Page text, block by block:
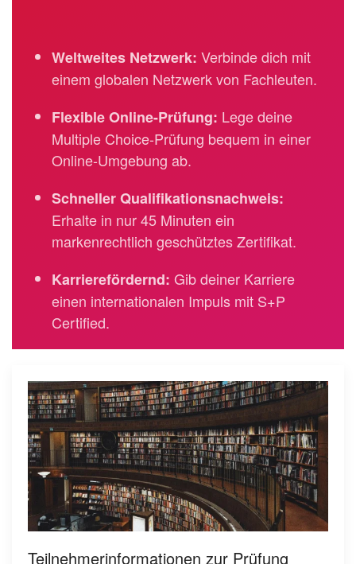
Weltweites Netzwerk: Verbinde dich mit
einem globalen Netzwerk von Fachleuten.
Flexible Online-Prüfung: Lege deine
Multiple Choice-Prüfung bequem in einer
Online-Umgebung ab.
Schneller Qualifikationsnachweis:
Erhalte in nur 45 Minuten ein
markenrechtlich geschütztes Zertifikat.
Karrierefördernd: Gib deiner Karriere
einen internationalen Impuls mit S+P
Certified.
Teilnehmerinformationen zur Prüfung